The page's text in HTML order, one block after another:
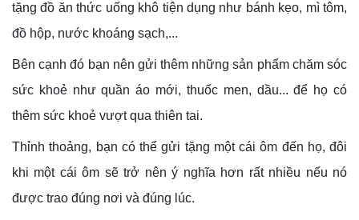
tặng đồ ăn thức uống khô tiện dụng như bánh kẹo, mì tôm,
đồ hộp, nước khoáng sạch,...
Bên cạnh đó bạn nên gửi thêm những sản phẩm chăm sóc
sức khoẻ như quần áo mới, thuốc men, dầu... để họ có
thêm sức khoẻ vượt qua thiên tai.
Thỉnh thoảng, bạn có thể gửi tặng một cái ôm đến họ, đôi
khi một cái ôm sẽ trở nên ý nghĩa hơn rất nhiều nếu nó
được trao đúng nơi và đúng lúc.